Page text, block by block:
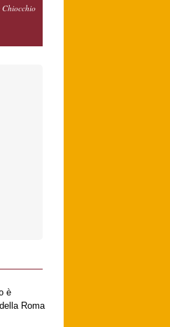
Chiocchio
è
Roma